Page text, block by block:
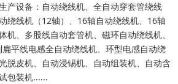
产设备：自动绕线机、全自动穿套管绕线
绕线机（12轴）、16轴自动绕线机、16轴
机、多股线自动套管机、磁环自动绕线机、
扁平线电感全自动绕线机、环型电感自动绕
脱皮机、自动浸锡机、自动组装机、自动含
包装机......